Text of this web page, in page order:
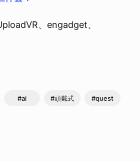
、engadget、
#ai #頭戴式 #quest